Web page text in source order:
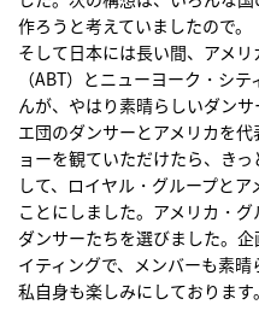
作ろうと考えていましたので。
そして日本には長い間、アメ
（ABT）とニューヨーク・シ
んが、やはり素晴らしいダン
エ団のダンサーとアメリカを
ョーを観ていただけたら、き
して、ロイヤル・グループと
ことにしました。アメリカ・
ダンサーたちを選びました。
イティングで、メンバーも素晴
私自身も楽しみにしております。